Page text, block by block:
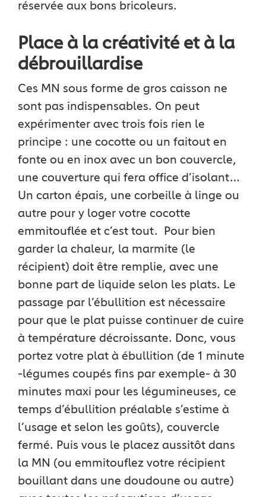
réservée aux bons bricoleurs.
Place à la créativité et à la
débrouillardise
Ces MN sous forme de gros caisson ne
sont pas indispensables. On peut
expérimenter avec trois fois rien le
principe : une cocotte ou un faitout en
fonte ou en inox avec un bon couvercle,
une couverture qui fera office d’isolant…
Un carton épais, une corbeille à linge ou
autre pour y loger votre cocotte
emmitouflée et c’est tout. Pour bien
garder la chaleur, la marmite (le
récipient) doit être remplie, avec une
bonne part de liquide selon les plats. Le
passage par l’ébullition est nécessaire
pour que le plat puisse continuer de cuire
à température décroissante. Donc, vous
portez votre plat à ébullition (de 1 minute
-légumes coupés fins par exemple- à 30
minutes maxi pour les légumineuses, ce
temps d’ébullition préalable s’estime à
l’usage et selon les goûts), couvercle
fermé. Puis vous le placez aussitôt dans
la MN (ou emmitouflez votre récipient
bouillant dans une doudoune ou autre)